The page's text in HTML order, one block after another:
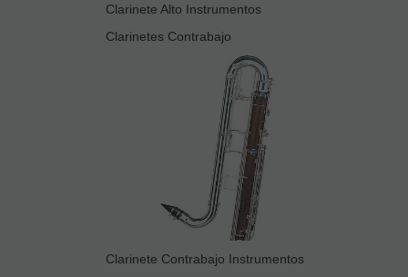
Clarinete Alto Instrumentos
Clarinetes Contrabajo
Clarinete Contrabajo Instrumentos